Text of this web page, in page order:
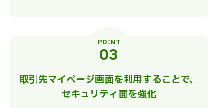
POINT
取引先マイページ画面を利用することで、
セキュリティ面を強化